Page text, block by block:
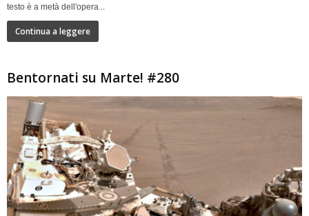
testo è a metà dell'opera...
Continua a leggere
Bentornati su Marte! #280